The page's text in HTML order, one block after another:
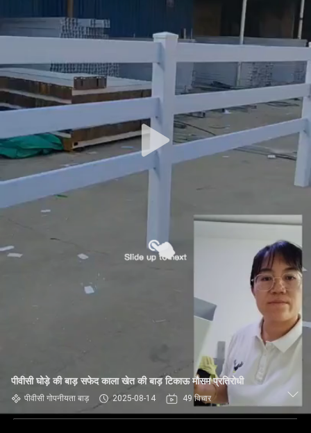
पीवीसी घोड़े की बाड़ सफेद काला खेत की बाड़ टिकाऊ मौसम प्रतिरोधी
पीवीसी गोपनीयता बाड़ 2025-08-14 49 विचार